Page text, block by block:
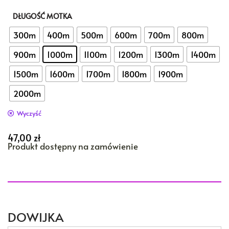
DŁUGOŚĆ MOTKA
300m 400m 500m 600m 700m
800m
900m
1000m 1100m 1200m 1300m
1400m
1500m
1600m 1700m 1800m
1900m
2000m
Wyczyść
47,00 zł
Produkt dostępny na zamówienie
DOWIJKA